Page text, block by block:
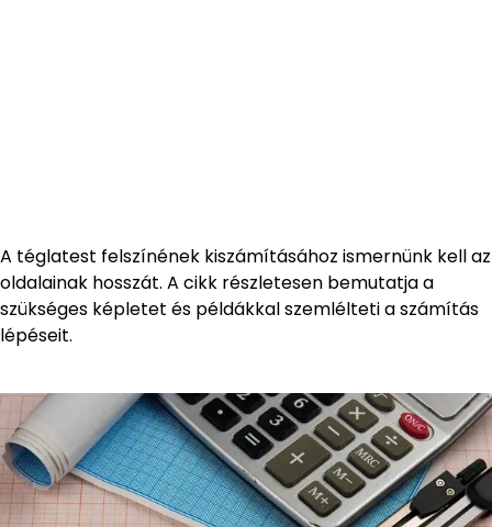
A téglatest felszínének kiszámításához ismernünk kell az
oldalainak hosszát. A cikk részletesen bemutatja a
szükséges képletet és példákkal szemlélteti a számítás
lépéseit.